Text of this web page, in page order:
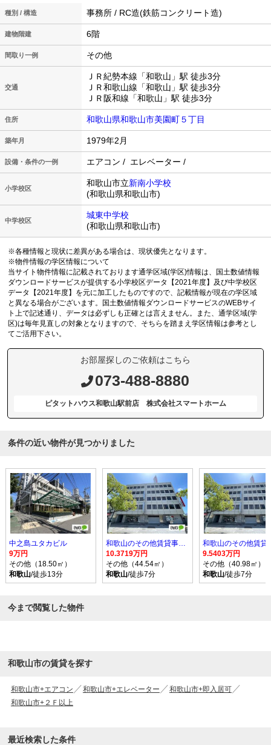
種別 / 構造 事務所 / RC造(鉄筋コンクリート造)
建物階建 6階
間取り一例 その他
交通
ＪＲ紀勢本線「和歌山」駅 徒歩3分
ＪＲ和歌山線「和歌山」駅 徒歩3分
ＪＲ阪和線「和歌山」駅 徒歩3分
住所 和歌山県和歌山市美園町５丁目
築年月 1979年2月
設備・条件の一例 エアコン / エレベーター /
小学校区
和歌山市立新南小学校
(和歌山県和歌山市)
中学校区
城東中学校
(和歌山県和歌山市)
※各種情報と現状に差異がある場合は、現状優先となります。
※物件情報の学区情報について
当サイト物件情報に記載されております通学区域(学区)情報は、国土数値情報
ダウンロードサービスが提供する小学校区データ【2021年度】及び中学校区
データ【2021年度】を元に加工したものですので、記載情報が現在の学区域
と異なる場合がございます。国土数値情報ダウンロードサービスのWEBサイ
ト上で記述通り、データは必ずしも正確とは言えません。また、通学区域(学
区)は毎年見直しの対象となりますので、そちらを踏まえ学区情報は参考とし
てご活用下さい。
お部屋探しのご依頼はこちら
073-488-8880
ピタットハウス和歌山駅前店 株式会社スマートホーム
条件の近い物件が見つかりました
中之島ユタカビル
9万円
その他（18.50㎡）
和歌山/徒歩13分
和歌山のその他賃貸事務所
10.3719万円
その他（44.54㎡）
和歌山/徒歩7分
9.5403万円
その他（40.98㎡）
和歌山/徒歩7分
今まで閲覧した物件
和歌山市の賃貸を探す
和歌山市+エアコン 和歌山市+エレベーター
和歌山市+即入居可
和歌山市+２Ｆ以上
最近検索した条件